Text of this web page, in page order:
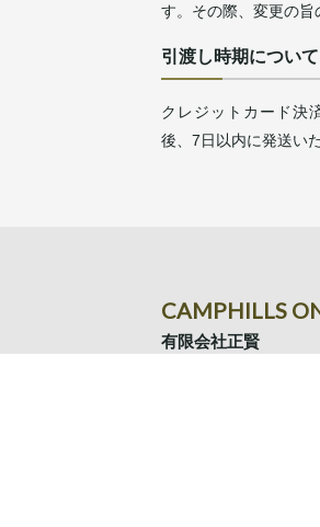
す。その際、変更の旨
引渡し時期について
クレジットカード決
後、7日以内に発送い
CAMPHILLS
有限会社正賢